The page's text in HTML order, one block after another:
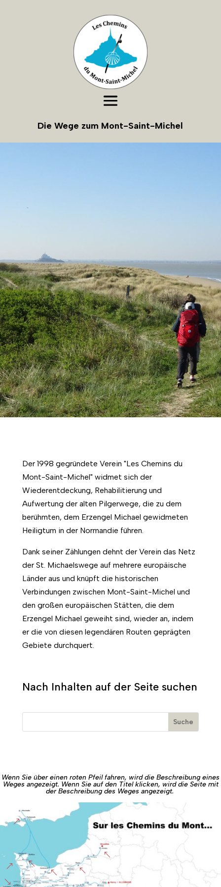
Die Wege zum Mont-Saint-Michel
Der 1998 gegründete Verein "Les Chemins du
Mont-Saint-Michel" widmet sich der
Wiederentdeckung, Rehabilitierung und
Aufwertung der alten Pilgerwege, die zu dem
berühmten, dem Erzengel Michael gewidmeten
Heiligtum in der Normandie führen.
Dank seiner Zählungen dehnt der Verein das Netz
der St. Michaelswege auf mehrere europäische
Länder aus und knüpft die historischen
Verbindungen zwischen Mont-Saint-Michel und
den großen europäischen Stätten, die dem
Erzengel Michael geweiht sind, wieder an, indem
er die von diesen legendären Routen geprägten
Gebiete durchquert.
Nach Inhalten auf der Seite suchen
Wenn Sie über einen roten Pfeil fahren, wird die Beschreibung eines
Weges angezeigt. Wenn Sie auf den Titel klicken, wird die Seite mit
der Beschreibung des Weges angezeigt.
&
&
%
%
%
%
'